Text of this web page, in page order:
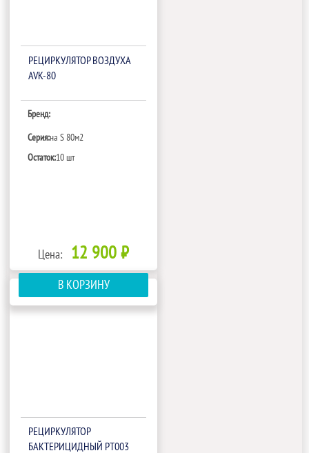
РЕЦИРКУЛЯТОР ВОЗДУХА
AVK-80
Бренд:
Серия:на S 80м2
Остаток:10 шт
Цена: 12 900 ₽
В КОРЗИНУ
РЕЦИРКУЛЯТОР
БАКТЕРИЦИДНЫЙ РТ003